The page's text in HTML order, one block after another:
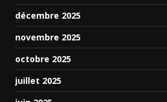
décembre 2025
novembre 2025
octobre 2025
juillet 2025